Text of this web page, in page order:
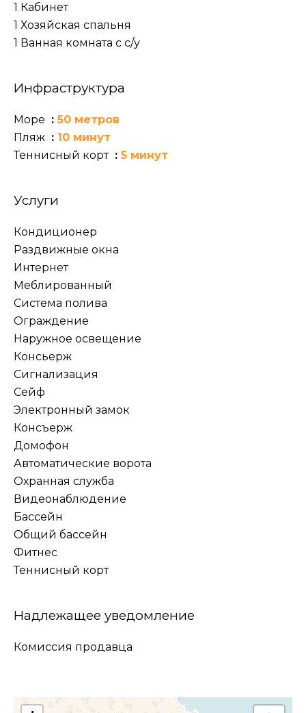
1 Кабинет
1 Хозяйская спальня
1 Ванная комната с с/у
Инфраструктура
Море
50 метров
Пляж
10 минут
Теннисный корт
5 минут
Услуги
Кондиционер
Раздвижные окна
Интернет
Меблированный
Система полива
Ограждение
Наружное освещение
Консьерж
Сигнализация
Сейф
Электронный замок
Консъерж
Домофон
Автоматические ворота
Охранная служба
Видеонаблюдение
Бассейн
Общий бассейн
Фитнес
Теннисный корт
Надлежащее уведомление
Комиссия продавца